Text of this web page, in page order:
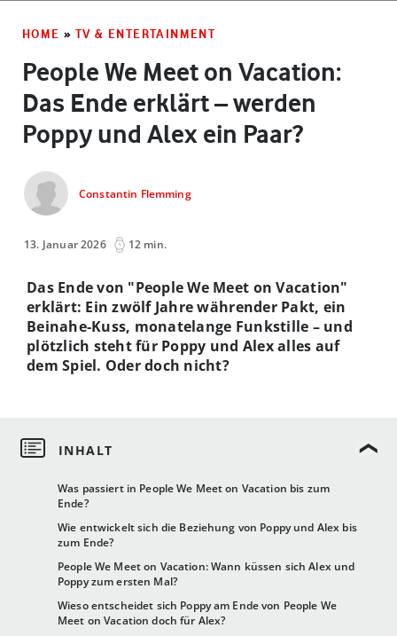
HOME » TV & ENTERTAINMENT
People We Meet on Vacation:
Das Ende erklärt – werden
Poppy und Alex ein Paar?
Constantin Flemming
13. Januar 2026 12 min.
Was passiert in People We Meet on Vacation bis zum
Ende?
Wie entwickelt sich die Beziehung von Poppy und Alex bis
zum Ende?
People We Meet on Vacation: Wann küssen sich Alex und
Poppy zum ersten Mal?
Wieso entscheidet sich Poppy am Ende von People We
Meet on Vacation doch für Alex?
Das Ende von "People We Meet on Vacation"
erklärt: Ein zwölf Jahre währender Pakt, ein
Beinahe-Kuss, monatelange Funkstille – und
plötzlich steht für Poppy und Alex alles auf
dem Spiel. Oder doch nicht?